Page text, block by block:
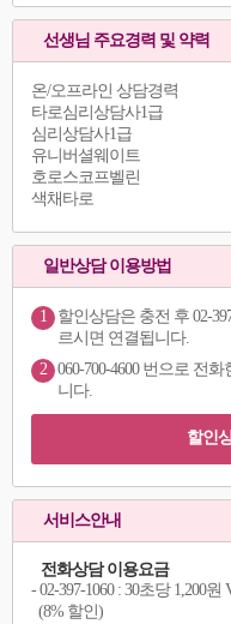
선생님 주요경력 및 약력
온/오프라인 상담경력
타로심리상담사1급
심리상담사1급
유니버셜웨이트
호로스코프벨린
색채타로
일반상담 이용방법
1
할인상담은 충전 후 02-
르시면 연결됩니다.
2 060-700-4600 번으로 전
니다.
할인
서비스안내
전화상담 이용요금
- 02-397-1060 : 30초당 1,200원
(8% 할인)